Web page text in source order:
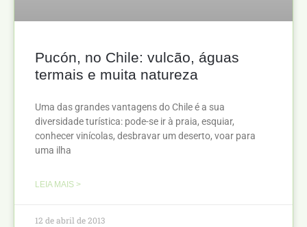
Pucón, no Chile: vulcão, águas
termais e muita natureza
Uma das grandes vantagens do Chile é a sua
diversidade turística: pode-se ir à praia, esquiar,
conhecer vinícolas, desbravar um deserto, voar para
uma ilha
LEIA MAIS >
12 de abril de 2013